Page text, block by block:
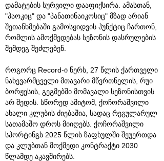
დამატების სურვილი დააფიქსირა. ამასთან,
"პაოკიც" და "პანათინაიკოსიც" მზად არიან
შეთანხმებაში გამოსყიდვის პუნქტიც ჩართონ,
რომლის ამოქმედებას სეზონის დასრულების
შემდეგ შეძლებენ.
როგორც Record-ი წერს, 27 წლის ქართველი
ნახევარმცველი მთავარი მწვრთნელის, რუი
ბორჟესის, გეგმებში მომავალი სეზონისთვის
არ შედის. სწორედ ამიტომ, ქოჩორაშვილი
ახალი კლუბის ძიებაშია, სადაც რეგულარულ
სათამაშო დროს მიიღებს. ქოჩორაშვილი
სპორტინგს 2025 წლის ზაფხულში შეუერთდა
და კლუბთან მოქმედი კონტრაქტი 2030
წლამდე აკავშირებს.